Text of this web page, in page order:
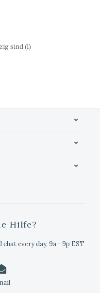
sind(1)
Hilfe?
chat every day, 9a - 9p EST